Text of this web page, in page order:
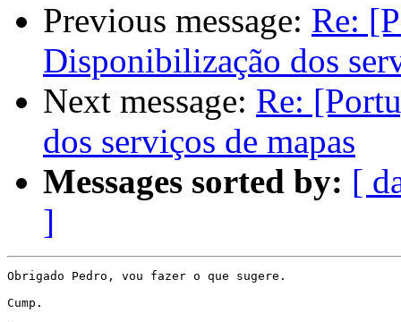
Previous message: Re:
Disponibilização dos
Next message: Re:
dos serviços de mapas
Messages sorted by: [
]
Obrigado Pedro, vou fazer o que sugere.
Cump.